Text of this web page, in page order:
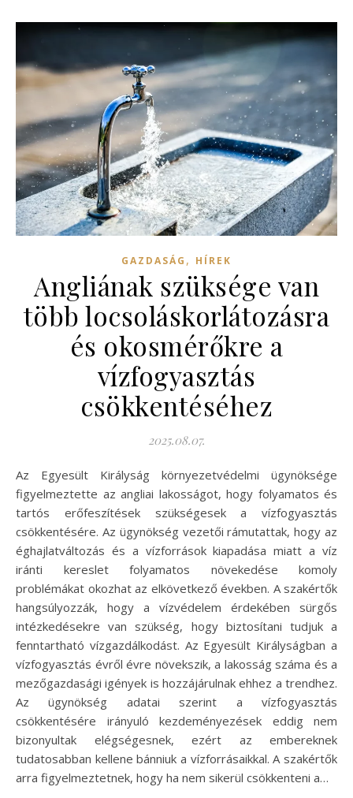
GAZDASÁG , HÍREK
Angliának szüksége van
több locsoláskorlátozásra
és okosmérőkre a
vízfogyasztás
csökkentéséhez
2025.08.07.
Az Egyesült Királyság környezetvédelmi ügynöksége
figyelmeztette az angliai lakosságot, hogy folyamatos és
tartós erőfeszítések szükségesek a vízfogyasztás
csökkentésére. Az ügynökség vezetői rámutattak, hogy az
éghajlatváltozás és a vízforrások kiapadása miatt a víz
iránti kereslet folyamatos növekedése komoly
problémákat okozhat az elkövetkező években. A szakértők
hangsúlyozzák, hogy a vízvédelem érdekében sürgős
intézkedésekre van szükség, hogy biztosítani tudjuk a
fenntartható vízgazdálkodást. Az Egyesült Királyságban a
vízfogyasztás évről évre növekszik, a lakosság száma és a
mezőgazdasági igények is hozzájárulnak ehhez a trendhez.
Az ügynökség adatai szerint a vízfogyasztás
csökkentésére irányuló kezdeményezések eddig nem
bizonyultak elégségesnek, ezért az embereknek
tudatosabban kellene bánniuk a vízforrásaikkal. A szakértők
arra figyelmeztetnek, hogy ha nem sikerül csökkenteni a…